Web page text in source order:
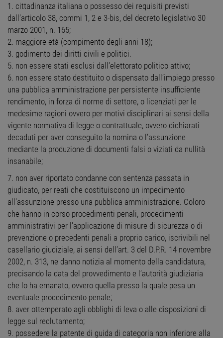
1. cittadinanza italiana o possesso dei requisiti previsti
dall’articolo 38, commi 1, 2 e 3-bis, del decreto legislativo 30
marzo 2001, n. 165;
2. maggiore età (compimento degli anni 18);
3. godimento dei diritti civili e politici.
5. non essere stati esclusi dall’elettorato politico attivo;
6. non essere stato destituito o dispensato dall’impiego presso
una pubblica amministrazione per persistente insufficiente
rendimento, in forza di norme di settore, o licenziati per le
medesime ragioni ovvero per motivi disciplinari ai sensi della
vigente normativa di legge o contrattuale, ovvero dichiarati
decaduti per aver conseguito la nomina o l’assunzione
mediante la produzione di documenti falsi o viziati da nullità
insanabile;
7. non aver riportato condanne con sentenza passata in
giudicato, per reati che costituiscono un impedimento
all’assunzione presso una pubblica amministrazione. Coloro
che hanno in corso procedimenti penali, procedimenti
amministrativi per l’applicazione di misure di sicurezza o di
prevenzione o precedenti penali a proprio carico, iscrivibili nel
casellario giudiziale, ai sensi dell’art. 3 del D.P.R. 14 novembre
2002, n. 313, ne danno notizia al momento della candidatura,
precisando la data del provvedimento e l’autorità giudiziaria
che lo ha emanato, ovvero quella presso la quale pesa un
eventuale procedimento penale;
8. aver ottemperato agli obblighi di leva o alle disposizioni di
legge sul reclutamento;
9. possedere la patente di guida di categoria non inferiore alla